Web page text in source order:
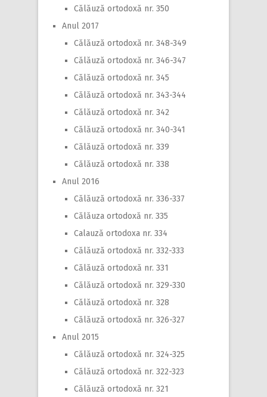
Călăuză ortodoxă nr. 350
Anul 2017
Călăuză ortodoxă nr. 348-349
Călăuză ortodoxă nr. 346-347
Călăuză ortodoxă nr. 345
Călăuză ortodoxă nr. 343-344
Călăuză ortodoxă nr. 342
Călăuză ortodoxă nr. 340-341
Călăuză ortodoxă nr. 339
Călăuză ortodoxă nr. 338
Anul 2016
Călăuză ortodoxă nr. 336-337
Călăuza ortodoxă nr. 335
Calauză ortodoxa nr. 334
Călăuză ortodoxă nr. 332-333
Călăuză ortodoxă nr. 331
Călăuză ortodoxă nr. 329-330
Călăuză ortodoxă nr. 328
Călăuză ortodoxă nr. 326-327
Anul 2015
Călăuză ortodoxă nr. 324-325
Călăuză ortodoxă nr. 322-323
Călăuză ortodoxă nr. 321